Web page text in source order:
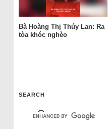
Bà Hoàng Thị Thúy Lan: Ra
tòa khóc nghèo
SEARCH